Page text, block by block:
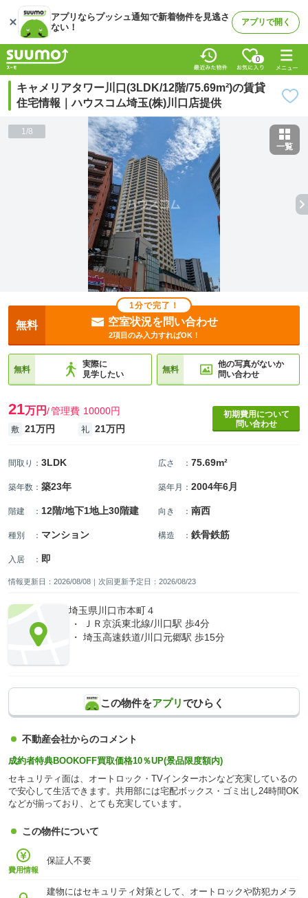
アプリならプッシュ通知で新着物件を見逃さ
ない！
アプリで開く
0
キャメリアタワー川口(3LDK/12階/75.69m²)の賃貸
住宅情報｜ハウスコム埼玉(株)川口店提供
1/8
一覧
1分で完了！
無料 空室状況を問い合わせ
2項目のみ入力すればOK！
無料
実際に
見学したい
無料
他の写真がないか
問い合わせ
21万円 管理費 10000円
敷 21万円 礼 21万円
初期費用について
問い合わせ
間取り ： 3LDK 広さ ： 75.69m²
築年数 ： 築23年 築年月 ： 2004年6月
階建 ： 12階/地下1地上30階建 向き ： 南西
種別 ： マンション 構造 ： 鉄骨鉄筋
入居 ： 即
情報更新日：2026/08/08｜次回更新予定日：2026/08/23
埼玉県川口市本町４
ＪＲ京浜東北線/川口駅 歩4分
埼玉高速鉄道/川口元郷駅 歩15分
この物件をアプリでひらく
不動産会社からのコメント
成約者特典BOOKOFF買取価格10％UP(景品限度額内)
セキュリティ面は、オートロック・TVインターホンなど充実しているの
で安心して生活できます。共用部には宅配ボックス・ゴミ出し24時間OK
などが揃っており、とても充実しています。
この物件について
費用情報
保証人不要
建物にはセキュリティ対策として、オートロックや防犯カメラ